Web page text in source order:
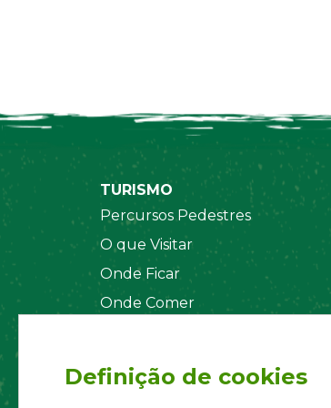
TURISMO
Percursos Pedestres
O que Visitar
Onde Ficar
Onde Comer
Definição de cookies